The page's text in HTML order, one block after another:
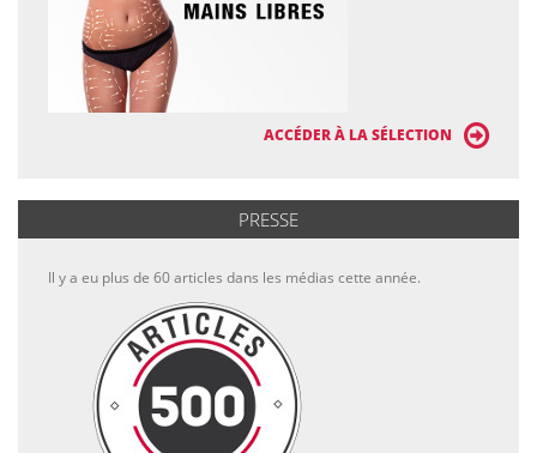
ACCÉDER À LA SÉLECTION
PRESSE
Il y a eu plus de 60 articles dans les médias cette année.